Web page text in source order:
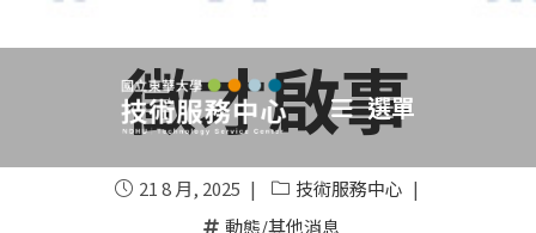
選單
徵才啟事
21 8 月, 2025
技術服務中心
動態/其他消息